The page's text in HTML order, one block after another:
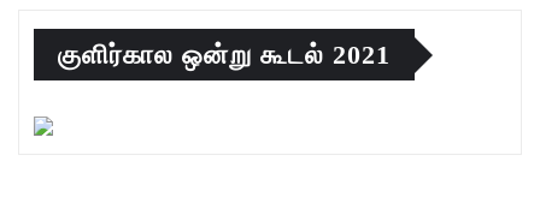
குளிர்கால ஒன்று கூடல் 2021